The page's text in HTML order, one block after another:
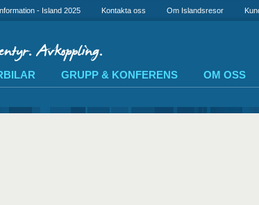
GRUPP & KONFERENS OM OSS
- Island 2025 Kontakta oss Om Islandsresor